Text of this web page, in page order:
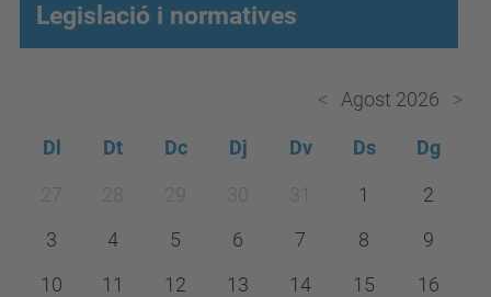
Legislació i normatives
Agost 2026
Dl Dt Dc Dj Dv Ds Dg
27 28 29 30 31 1
2
3
4 5 6 7 8
9
10
11 12 13 14 15
16